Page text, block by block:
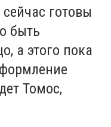
готовы
быть
а этого пока
Томос,